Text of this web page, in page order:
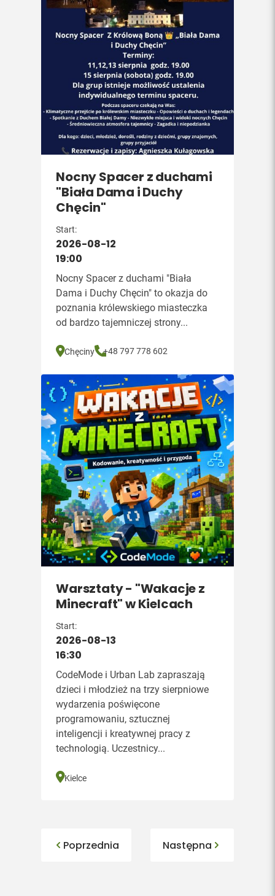
Nocny Spacer z duchami
"Biała Dama i Duchy
Chęcin"
Start:
2026-08-12
19:00
Nocny Spacer z duchami "Biała
Dama i Duchy Chęcin" to okazja do
poznania królewskiego miasteczka
od bardzo tajemniczej strony...
Chęciny +48 797 778 602
Warsztaty - "Wakacje z
Minecraft" w Kielcach
Start:
2026-08-13
16:30
CodeMode i Urban Lab zapraszają
dzieci i młodzież na trzy sierpniowe
wydarzenia poświęcone
programowaniu, sztucznej
inteligencji i kreatywnej pracy z
technologią. Uczestnicy...
Kielce
Poprzednia Następna